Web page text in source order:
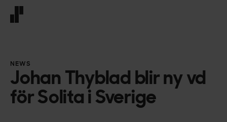
NEWS
Johan Thyblad blir ny vd
för Solita i Sverige